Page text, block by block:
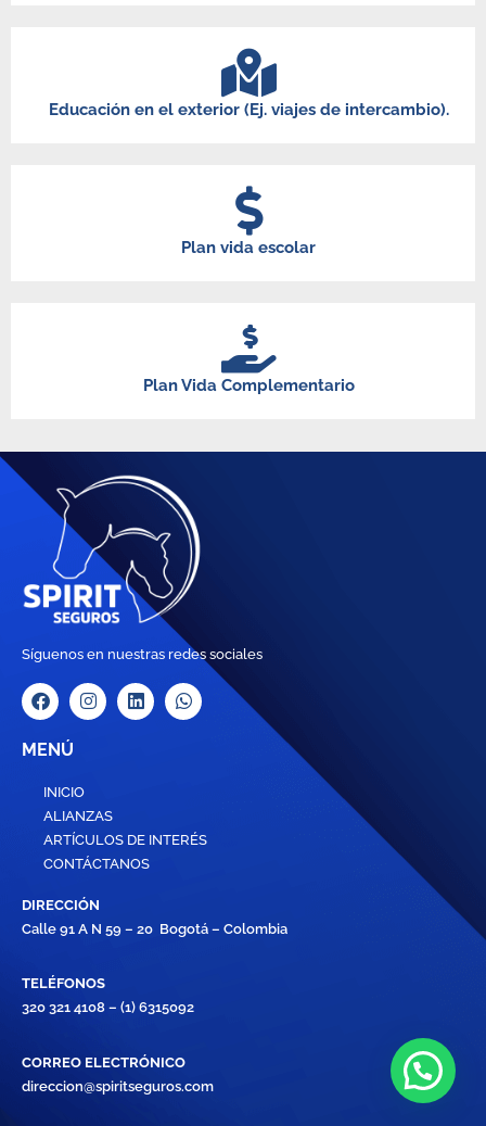
Educación en el exterior (Ej. viajes de intercambio).
Plan vida escolar
Plan Vida Complementario
Síguenos en nuestras redes sociales
MENÚ
INICIO
ALIANZAS
ARTÍCULOS DE INTERÉS
CONTÁCTANOS
DIRECCIÓN
Calle 91 A N 59 – 20 Bogotá – Colombia
TELÉFONOS
320 321 4108 – (1) 6315092
CORREO ELECTRÓNICO
direccion@spiritseguros.com